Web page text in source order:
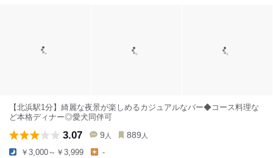
【北浜駅1分】綺麗な夜景が楽しめるカジュアルなバー◆コース料理な
ど本格ディナー◎愛犬同伴可
3.07 9 人 889 人
￥3,000～￥3,999 -